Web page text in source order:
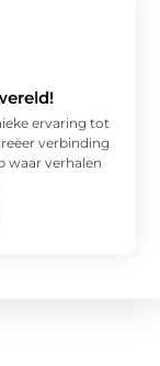
ervaring tot
verbinding
waar verhalen